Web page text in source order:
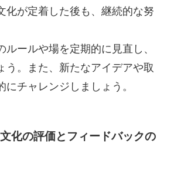
化が定着した後も、継続的な努
ルールや場を定期的に見直し、
う。また、新たなアイデアや取
にチャレンジしましょう。
化の評価とフィードバックの